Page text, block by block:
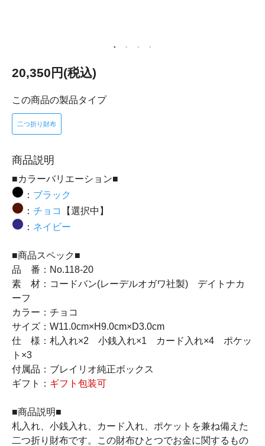
20,350円(税込)
この商品の製品タイプ
二つ折り財布
商品説明
■カラーバリエーション■
： ブラック
： チョコ
【選択中】
： ネイビー
■商品スペック■
品 番：No.118-20
素 材：コードバン(レーデルオガワ社製) デイトナカ
ーフ
カラー：チョコ
サイズ：W11.0cm×H9.0cm×D3.0cm
仕 様：札入れ×2 小銭入れ×1 カード入れ×4 ポケッ
ト×3
付属品：ブレイリオ純正ボックス
ギフト： ギフト包装可
■商品説明■
札入れ、小銭入れ、カード入れ、ポケットを兼ね備えた
二つ折り財布です。この財布ひとつでお金に関するもの